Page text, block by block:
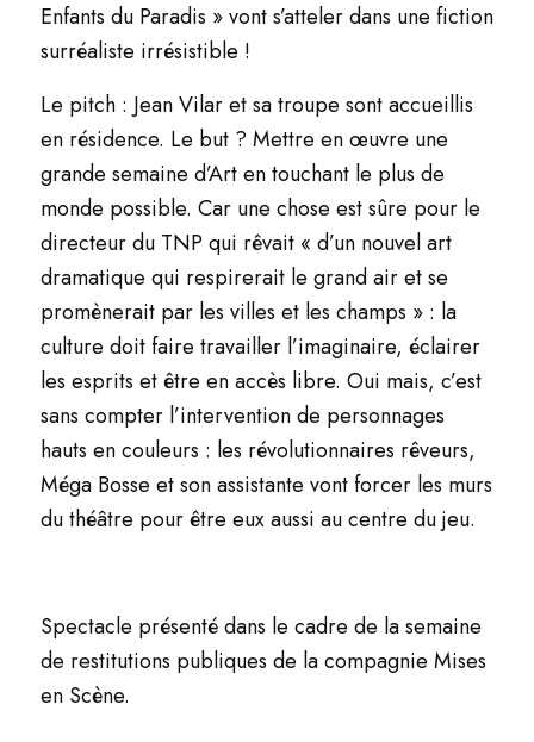
Enfants du Paradis » vont s’atteler dans une fiction
surréaliste irrésistible !
Le pitch : Jean Vilar et sa troupe sont accueillis
en résidence. Le but ? Mettre en œuvre une
grande semaine d’Art en touchant le plus de
monde possible. Car une chose est sûre pour le
directeur du TNP qui rêvait « d’un nouvel art
dramatique qui respirerait le grand air et se
promènerait par les villes et les champs » : la
culture doit faire travailler l’imaginaire, éclairer
les esprits et être en accès libre. Oui mais, c’est
sans compter l’intervention de personnages
hauts en couleurs : les révolutionnaires rêveurs,
Méga Bosse et son assistante vont forcer les murs
du théâtre pour être eux aussi au centre du jeu.
Spectacle présenté dans le cadre de la semaine
de restitutions publiques de la compagnie Mises
en Scène.